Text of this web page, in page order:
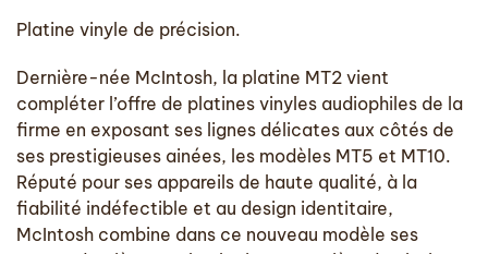
Platine vinyle de précision.
Dernière-née McIntosh, la platine MT2 vient
compléter l’offre de platines vinyles audiophiles de la
firme en exposant ses lignes délicates aux côtés de
ses prestigieuses ainées, les modèles MT5 et MT10.
Réputé pour ses appareils de haute qualité, à la
fiabilité indéfectible et au design identitaire,
McIntosh combine dans ce nouveau modèle ses